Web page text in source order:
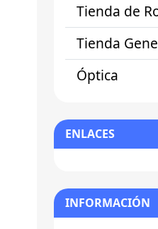
Tienda de
Tienda
Óptica
ENLACES
INFORMACIÓN